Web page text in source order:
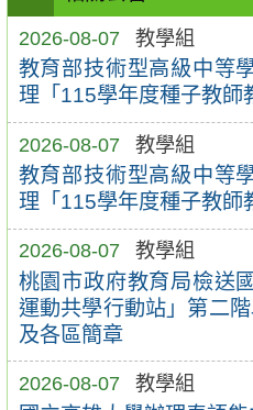
2026-08-07
教學組
教育部技術型高級中等
理「115學年度種子教師
2026-08-07
教學組
教育部技術型高級中等
理「115學年度種子教師
2026-08-07
教學組
桃園市政府教育局檢送
運動共學行動站」第二
及各區簡章
2026-08-07
教學組